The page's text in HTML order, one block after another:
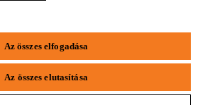
Kft.
Budapark
Chrome
Az összes elfogadása
Az összes elutasítása